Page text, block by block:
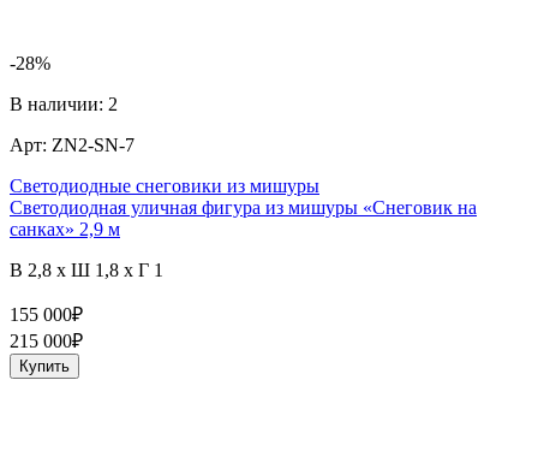
-28%
В наличии: 2
Арт: ZN2-SN-7
Светодиодные снеговики из мишуры
Светодиодная уличная фигура из мишуры «Снеговик на
санках» 2,9 м
В 2,8 x Ш 1,8 x Г 1
155 000₽
215 000₽
Купить